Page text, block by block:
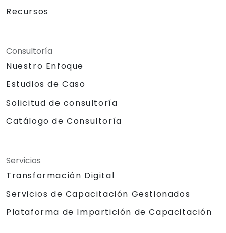
Recursos
Consultoría
Nuestro Enfoque
Estudios de Caso
Solicitud de consultoría
Catálogo de Consultoría
Servicios
Transformación Digital
Servicios de Capacitación Gestionados
Plataforma de Impartición de Capacitación